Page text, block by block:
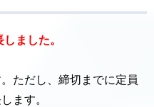
ました。
ただし、締切までに定員
ます。